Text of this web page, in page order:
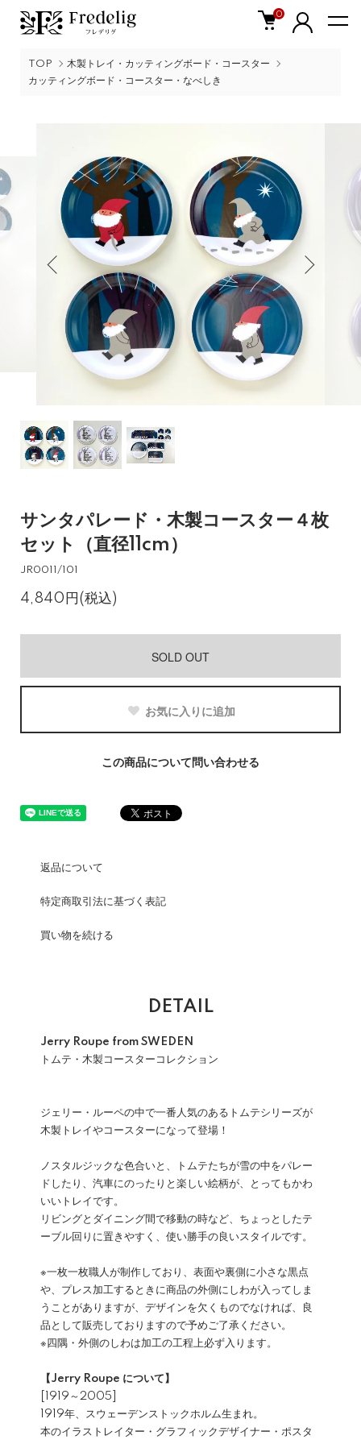
0
TOP
木製トレイ・カッティングボード・コースター
カッティングボード・コースター・なべしき
サンタパレード・木製コースター４枚
セット（直径11cm）
JR0011/101
4,840円(税込)
SOLD OUT
お気に入りに追加
この商品について問い合わせる
返品について
特定商取引法に基づく表記
買い物を続ける
DETAIL
Jerry Roupe from SWEDEN
トムテ・木製コースターコレクション
ジェリー・ルーペの中で一番人気のあるトムテシリーズが
木製トレイやコースターになって登場！
ノスタルジックな色合いと、トムテたちが雪の中をパレー
ドしたり、汽車にのったりと楽しい絵柄が、とってもかわ
いいトレイです。
リビングとダイニング間で移動の時など、ちょっとしたテ
ーブル回りに置きやすく、使い勝手の良いスタイルです。
※一枚一枚職人が制作しており、表面や裏側に小さな黒点
や、プレス加工するときに商品の外側にしわが入ってしま
うことがありますが、デザインを欠くものでなければ、良
品として販売しておりますので予めご了承ください。
※四隅・外側のしわは加工の工程上必ず入ります。
【Jerry Roupe について】
[1919～2005]
1919年、スウェーデンストックホルム生まれ。
本のイラストレイター・グラフィックデザイナー・ポスタ